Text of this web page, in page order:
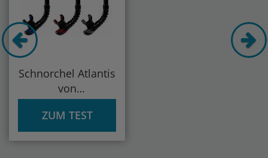
Schnorchel Atlantis
von
#DoYourSwimming
ZUM TEST